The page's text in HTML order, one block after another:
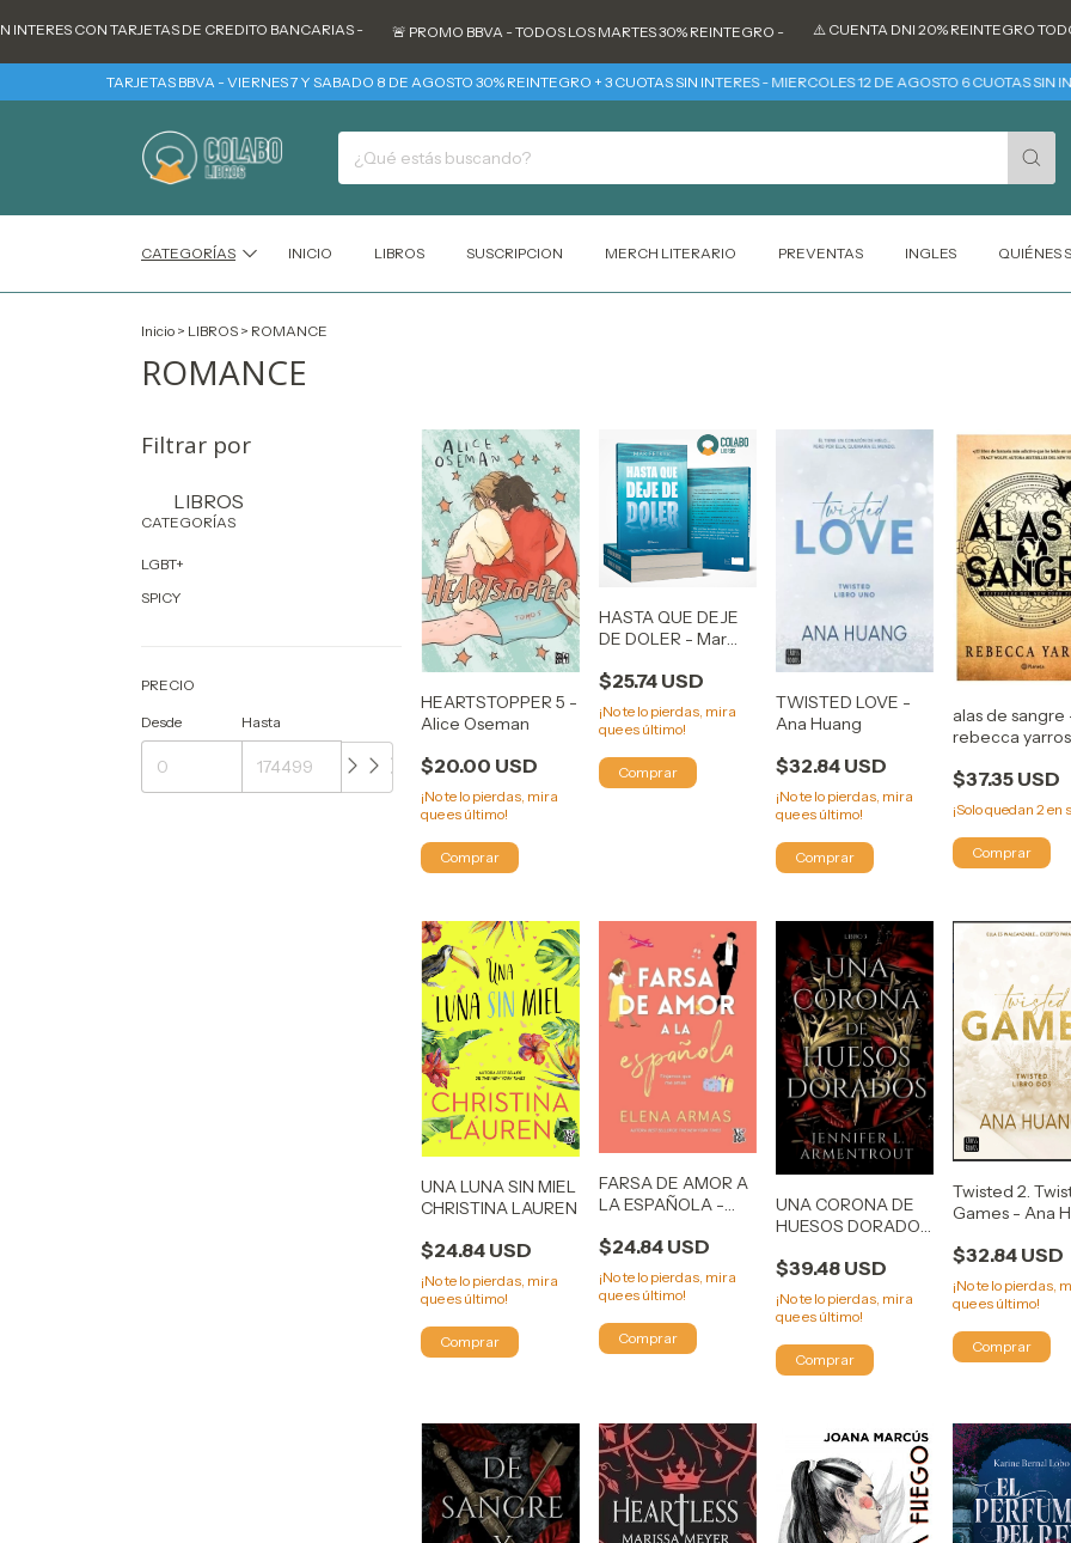
CON TARJETAS DE CREDITO BANCARIAS - 🚨 PROMO BBVA - TODOS LOS MARTES 30% REINTEGRO - ⚠️ CUENTA DNI 20% REINTEGRO TODOS LOS
TARJETAS BBVA - VIERNES 7 Y SABADO 8 DE AGOSTO 30% REINTEGRO + 3 CUOTAS SIN INTERES - MIERCOLES 12 DE AGOSTO 6 CUOTAS SIN INTERES
CATEGORÍAS INICIO LIBROS SUSCRIPCION MERCH LITERARIO PREVENTAS INGLES QUIÉNES
Inicio > LIBROS > ROMANCE
ROMANCE
Filtrar por
LIBROS
CATEGORÍAS
LGBT+
SPICY
PRECIO
Desde Hasta
HEARTSTOPPER 5 -
Alice Oseman
$20.00 USD
¡No te lo pierdas, mira
que es último!
HASTA QUE DEJE
DE DOLER - Mar
$25.74 USD
¡No te lo pierdas, mira
que es último!
TWISTED LOVE -
Ana Huang
$32.84 USD
¡No te lo pierdas, mira
que es último!
alas de sangre
rebecca yarros
$37.35 USD
¡Solo quedan2 en
UNA LUNA SIN MIEL
CHRISTINA LAUREN
$24.84 USD
¡No te lo pierdas, mira
que es último!
FARSA DE AMOR A
LA ESPAÑOLA -
$24.84 USD
¡No te lo pierdas, mira
que es último!
UNA CORONA DE
HUESOS DORADOS
ARMENTROUT
$39.48 USD
¡No te lo pierdas, mira
que es último!
Twisted 2.
Games - Ana
$32.84 USD
¡No te lo pierdas,
que es último!